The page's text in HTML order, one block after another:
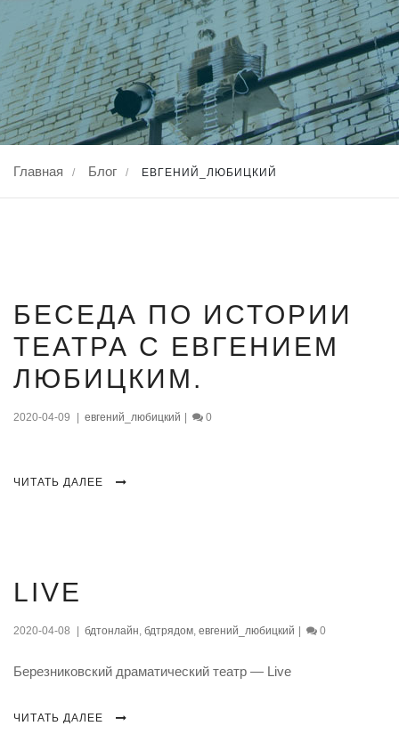
Главная / Блог / ЕВГЕНИЙ_ЛЮБИЦКИЙ
09
апр., 2020
БЕСЕДА ПО ИСТОРИИ
ТЕАТРА С ЕВГЕНИЕМ
ЛЮБИЦКИМ.
2020-04-09 евгений_любицкий 0
ЧИТАТЬ ДАЛЕЕ
08
LIVE
2020-04-08 бдтонлайн, бдтрядом, евгений_любицкий 0
Березниковский драматический театр — Live
ЧИТАТЬ ДАЛЕЕ